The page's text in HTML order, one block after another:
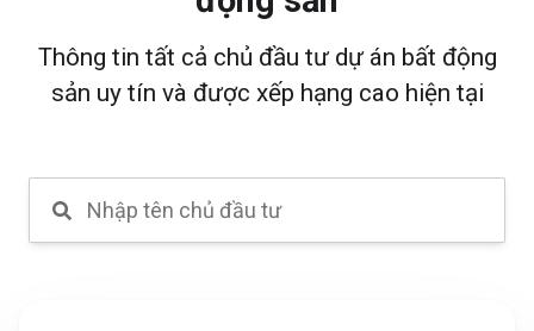
Thông tin tất cả chủ đầu tư dự án bất động
sản uy tín và được xếp hạng cao hiện tại